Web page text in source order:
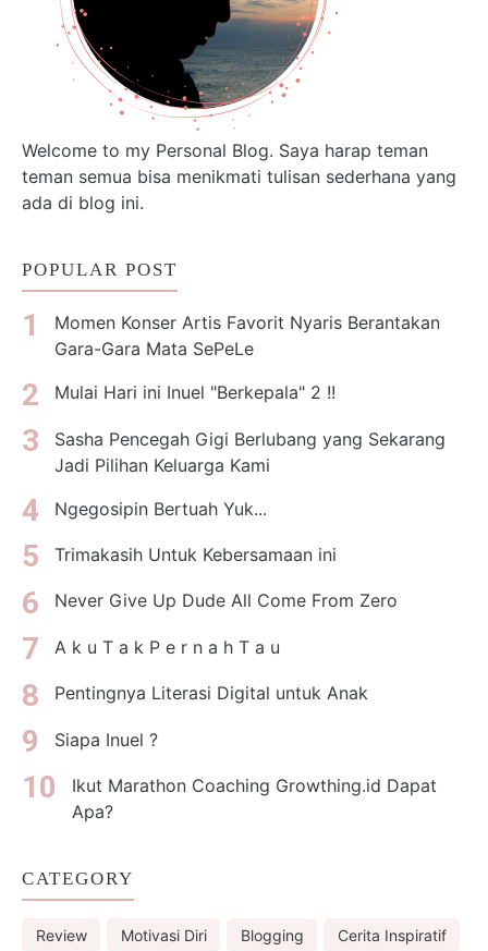
Welcome to my Personal Blog. Saya harap teman
teman semua bisa menikmati tulisan sederhana yang
ada di blog ini.
POPULAR POST
Momen Konser Artis Favorit Nyaris Berantakan
Gara-Gara Mata SePeLe
Mulai Hari ini Inuel "Berkepala" 2 !!
Sasha Pencegah Gigi Berlubang yang Sekarang
Jadi Pilihan Keluarga Kami
Ngegosipin Bertuah Yuk...
Trimakasih Untuk Kebersamaan ini
Never Give Up Dude All Come From Zero
A k u T a k P e r n a h T a u
Pentingnya Literasi Digital untuk Anak
Siapa Inuel ?
Ikut Marathon Coaching Growthing.id Dapat
Apa?
CATEGORY
Review Motivasi Diri Blogging Cerita Inspiratif